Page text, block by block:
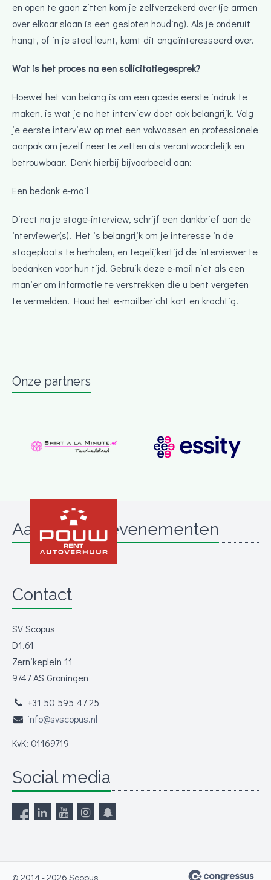
en open te gaan zitten kom je zelfverzekerd over (je armen
over elkaar slaan is een gesloten houding). Als je onderuit
hangt, of in je stoel leunt, komt dit ongeïnteresseerd over.
Wat is het proces na een sollicitatiegesprek?
Hoewel het van belang is om een ​​goede eerste indruk te
maken, is wat je na het interview doet ook belangrijk. Volg
je eerste interview op met een volwassen en professionele
aanpak om jezelf neer te zetten als verantwoordelijk en
betrouwbaar. Denk hierbij bijvoorbeeld aan:
Een bedank e-mail
Direct na je stage-interview, schrijf een dankbrief aan de
interviewer(s). Het is belangrijk om je interesse in de
stageplaats te herhalen, en tegelijkertijd de interviewer te
bedanken voor hun tijd. Gebruik deze e-mail niet als een
manier om informatie te verstrekken die u bent vergeten
te vermelden. Houd het e-mailbericht kort en krachtig.
Onze partners
Aanstaande evenementen
Contact
SV Scopus
D1.61
Zernikeplein 11
9747 AS Groningen
+31 50 595 47 25
info@svscopus.nl
KvK: 01169719
Social media
© 2014 - 2026 Scopus